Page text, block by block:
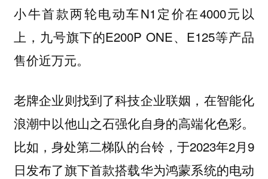
小牛首款两轮电动车N1定价在4000元以
上，九号旗下的E200P ONE、E125等产品
售价近万元。
老牌企业则找到了科技企业联姻，在智能化
浪潮中以他山之石强化自身的高端化色彩。
比如，身处第二梯队的台铃，于2023年2月9
日发布了旗下首款搭载华为鸿蒙系统的电动